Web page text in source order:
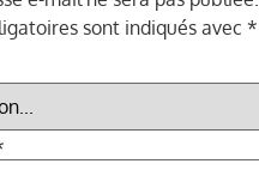
sont indiqués avec *